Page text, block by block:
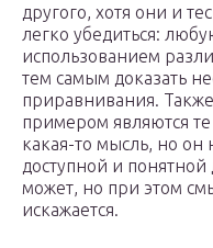
другого, хотя они и
легко убедиться:
использованием
тем самым доказать
приравнивания.
примером являются те
какая-то мысль, но он
доступной и
может, но при этом
искажается.